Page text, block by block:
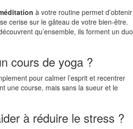
à votre routine permet d’obtenir
cerise sur le gâteau de votre bien-être.
qu’ensemble, ils forment un duo
cours de yoga ?
pour calmer l’esprit et recentrer
une course, mais sans la sueur et le
à réduire le stress ?